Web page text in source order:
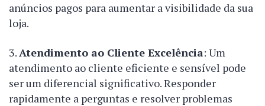
anúncios pagos para aumentar a visibilidade da sua
loja.
Atendimento ao Cliente Excelência: Um
atendimento ao cliente eficiente e sensível pode
ser um diferencial significativo. Responder
rapidamente a perguntas e resolver problemas